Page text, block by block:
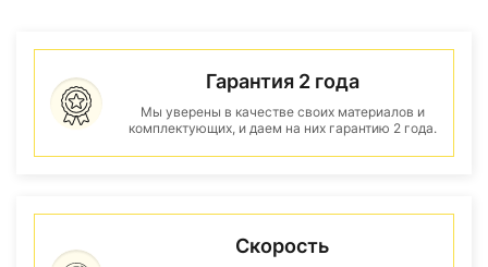
Гарантия 2 года
Мы уверены в качестве своих материалов и
комплектующих, и даем на них гарантию 2 года.
Скорость